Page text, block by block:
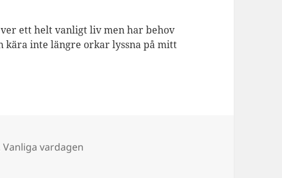
ett helt vanligt liv men har behov
kära inte längre orkar lyssna på mitt
Vanliga vardagen